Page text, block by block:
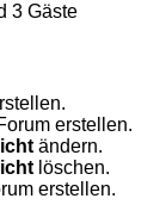
3 Gäste
erstellen.
ändern.
löschen.
erstellen.